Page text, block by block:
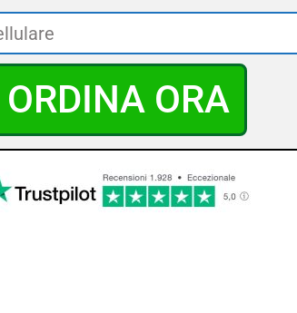
ORDINA ORA